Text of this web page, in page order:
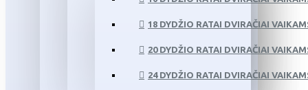
18 DYDŽIO RATAI DVIRAČIAI
20 DYDŽIO RATAI DVIRAČIAI
24 DYDŽIO RATAI DVIRAČIAI